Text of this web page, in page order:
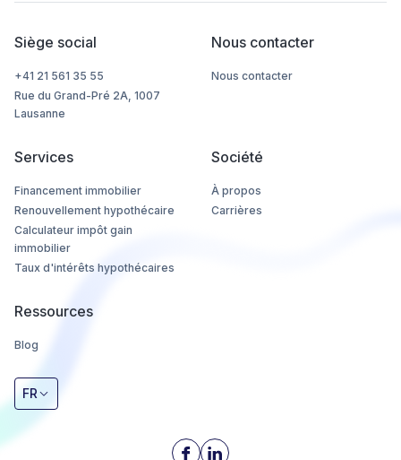
Siège social
+41 21 561 35 55
Rue du Grand-Pré 2A, 1007
Lausanne
Nous contacter
Nous contacter
Services
Financement immobilier
Renouvellement hypothécaire
Calculateur impôt gain
immobilier
Taux d'intérêts hypothécaires
Société
À propos
Carrières
Ressources
Blog
FR